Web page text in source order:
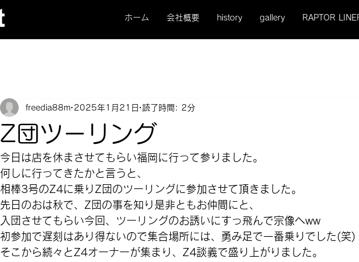
ホーム 会社概要 history gallery RAPTOR
Z団ツーリング
freedia88m 2025年1月21日 読了時間: 2分
今日は店を休まさせてもらい福岡に行って参りました。
何しに行ってきたかと言うと、
相棒3号のZ4に乗りZ団のツーリングに参加させて頂きました。
先日のおは秋で、Z団の事を知り是非ともお仲間にと、
入団させてもらい今回、ツーリングのお誘いにすっ飛んで宗像へww
初参加で遅刻はあり得ないので集合場所には、勇み足で一番乗りでした(笑)
そこから続々とZ4オーナーが集まり、Z4談義で盛り上がりました。